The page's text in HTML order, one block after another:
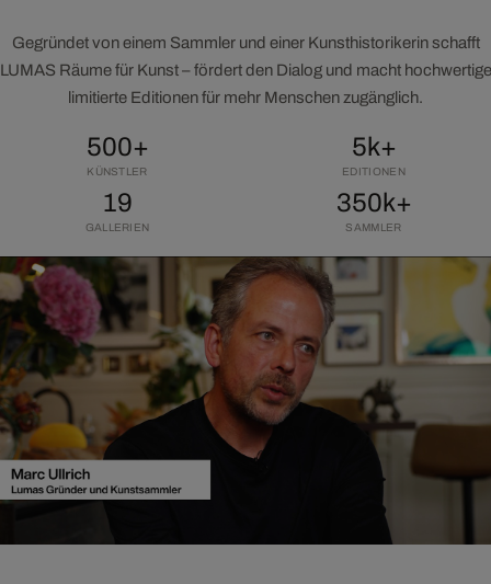
Gegründet von einem Sammler und einer Kunsthistorikerin schafft
LUMAS Räume für Kunst – fördert den Dialog und macht hochwertige
limitierte Editionen für mehr Menschen zugänglich.
500+
KÜNSTLER
5k+
EDITIONEN
19
GALLERIEN
350k+
SAMMLER